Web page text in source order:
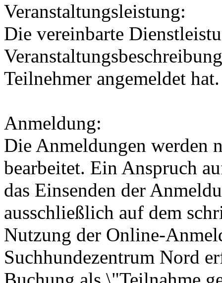
Veranstaltungsleistung:
Die vereinbarte
Teilnehmer angemeldet hat.
Anmeldung:
Die Anmeldungen werden
bearbeitet. Ein Anspruch
das Einsenden der
ausschließlich auf dem
Nutzung der Online-
Suchhundezentrum Nord